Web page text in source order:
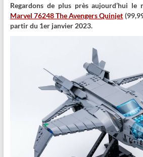
Regardons de plus près aujourd’hui le
Marvel 76248 The Avengers Quinjet
partir du 1er janvier 2023.